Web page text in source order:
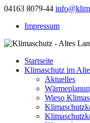
04163 8079-44
Impressum
Startseite
Klimaschutz im
Aktuelles
Wieso